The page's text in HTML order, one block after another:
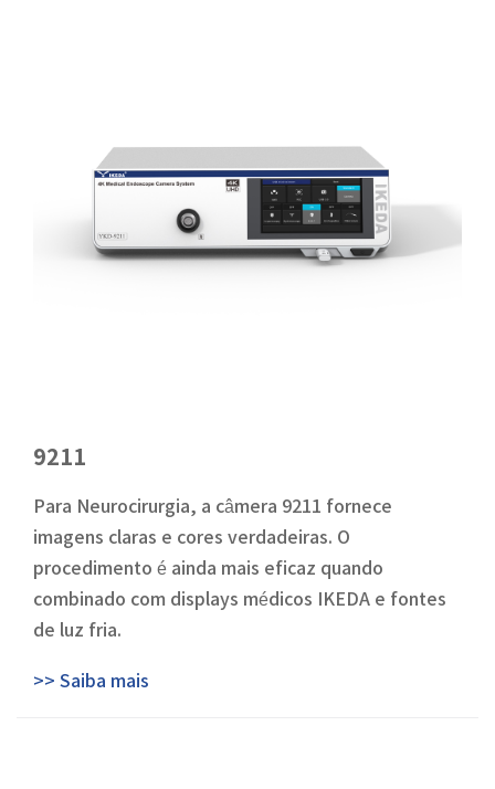
9211
Para Neurocirurgia, a câmera 9211 fornece
imagens claras e cores verdadeiras. O
procedimento é ainda mais eficaz quando
combinado com displays médicos IKEDA e fontes
de luz fria.
>> Saiba mais